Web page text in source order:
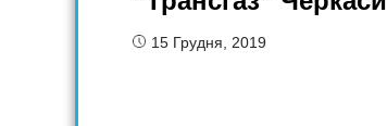
15 Грудня, 2019